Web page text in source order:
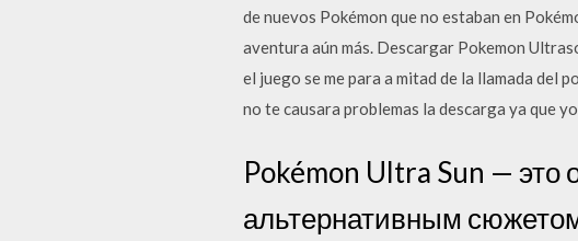
de nuevos Pokémon que no estaban en
aventura aún más. Descargar Pokemon
el juego se me para a mitad de la llamada del
no te causara problemas la descarga ya que
Pokémon Ultra Sun — это
альтернативным